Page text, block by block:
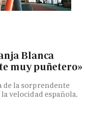
Blanca
muy puñetero»
de la sorprendente
velocidad española,